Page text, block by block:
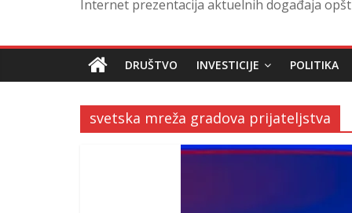
Internet prezentacija aktuelnih događaja
DRUŠTVO INVESTICIJE POLITIKA
svetska mreža gradova prijateljstva